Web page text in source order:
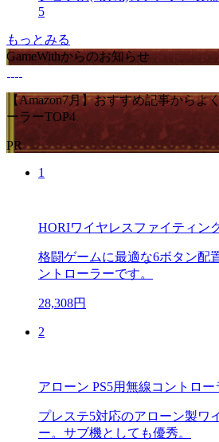
5
もっとみる
GameWithからのお知らせ
【Amazon7月】おすすめ記事からよ
ーラーTOP4
PR
1
HORIワイヤレスファイティン
格闘ゲームに最適な6ボタン配
ントローラーです。
28,308円
2
アローン PS5用無線コントロー
プレステ5対応のアローン製ワ
ー。サブ機としても優秀。